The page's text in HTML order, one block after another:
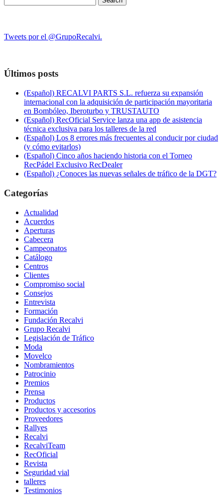
for:
Tweets por el @GrupoRecalvi.
Últimos posts
(Español) RECALVI PARTS S.L. refuerza su expansión
internacional con la adquisición de participación mayoritaria
en Bombóleo, Iberoturbo y TRUSTAUTO
(Español) RecOficial Service lanza una app de asistencia
técnica exclusiva para los talleres de la red
(Español) Los 8 errores más frecuentes al conducir por ciudad
(y cómo evitarlos)
(Español) Cinco años haciendo historia con el Torneo
RecPádel Exclusivo RecDealer
(Español) ¿Conoces las nuevas señales de tráfico de la DGT?
Categorías
Actualidad
Acuerdos
Aperturas
Cabecera
Campeonatos
Catálogo
Centros
Clientes
Compromiso social
Consejos
Entrevista
Formación
Fundación Recalvi
Grupo Recalvi
Legislación de Tráfico
Moda
Movelco
Nombramientos
Patrocinio
Premios
Prensa
Productos
Productos y accesorios
Proveedores
Rallyes
Recalvi
RecalviTeam
RecOficial
Revista
Seguridad vial
talleres
Testimonios